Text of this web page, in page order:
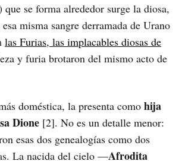
se forma alrededor surge la diosa,
misma sangre derramada de Urano
las Furias, las implacables diosas de
y furia brotaron del mismo acto de
doméstica, la presenta como hija
Dione [2]. No es un detalle menor:
esas dos genealogías como dos
La nacida del cielo —Afrodita